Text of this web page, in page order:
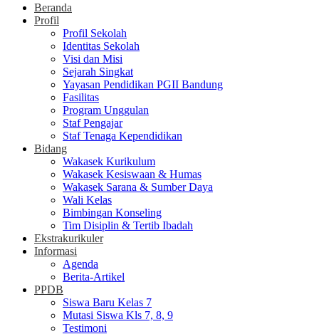
Beranda
Profil
Profil Sekolah
Identitas Sekolah
Visi dan Misi
Sejarah Singkat
Yayasan Pendidikan PGII Bandung
Fasilitas
Program Unggulan
Staf Pengajar
Staf Tenaga Kependidikan
Bidang
Wakasek Kurikulum
Wakasek Kesiswaan & Humas
Wakasek Sarana & Sumber Daya
Wali Kelas
Bimbingan Konseling
Tim Disiplin & Tertib Ibadah
Ekstrakurikuler
Informasi
Agenda
Berita-Artikel
PPDB
Siswa Baru Kelas 7
Mutasi Siswa Kls 7, 8, 9
Testimoni